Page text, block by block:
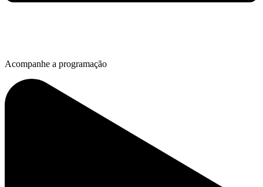
Acompanhe a programação